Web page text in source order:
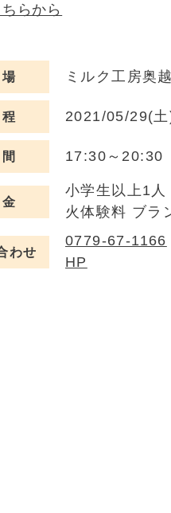
ちらから
ミルク工房奥
2021/05/29(土
17:30～20:30
小学生以上1
火体験料 ブラ
わせ
0779-67-1166
HP